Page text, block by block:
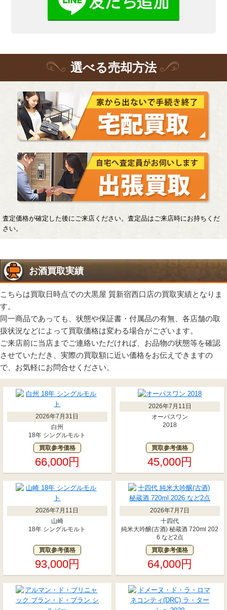
選べる売却方法
査定価格が確定した後にご来店ください。査定品はご来店時にお持ちくだ
さい。
お酒買取実績
こちらは買取日時点での大黒屋 質新宿西口店の買取実績となりま
す。
同一商品であっても、状態や保証書・付属品の有無、各店舗の取
扱状況などによって買取価格は変わる場合がございます。
ご来店前に当店までご連絡いただければ、お品物の状態等を確認
させていただき、実際の買取額に近い価格をお伝えできますの
で、お気軽にお問合せください。
2026年7月31日
白州
18年 シングルモルト
買取参考価格
66,000円
2026年7月11日
オーパスワン
2018
買取参考価格
45,000円
2026年7月11日
山崎
18年 シングルモルト
買取参考価格
93,000円
2026年7月7日
十四代
純米大吟醸(古酒) 秘蔵酒 720ml 202
6 など2点
買取参考価格
64,000円